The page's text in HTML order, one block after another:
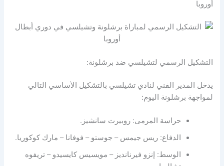
أوروبا
التشكيل الرسمي لتشيلسي ضد برشلونة:
يدخل المدير الفني لنادي تشيلسي بالتشكيل الأساسي التالي
لمواجهة برشلونة اليوم:
حراسة المرمى: روبيرت سانشيز.
الدفاع: ريس جيمس – جوستو – فوفانا – مارك كوكوريا.
الوسط: إنزو فيرنانديز – مويسيس كايسيدو – تريفوه